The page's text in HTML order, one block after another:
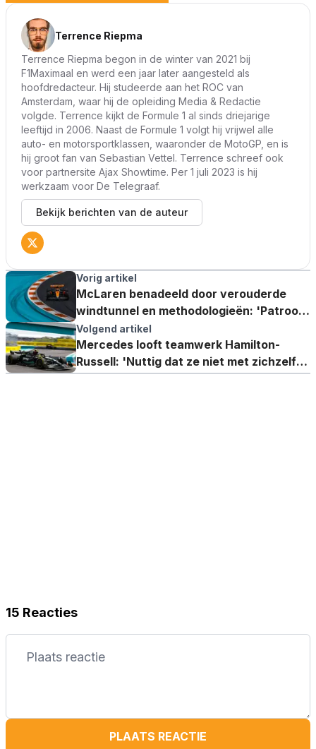
Terrence Riepma
Terrence Riepma begon in de winter van 2021 bij
F1Maximaal en werd een jaar later aangesteld als
hoofdredacteur. Hij studeerde aan het ROC van
Amsterdam, waar hij de opleiding Media & Redactie
volgde. Terrence kijkt de Formule 1 al sinds driejarige
leeftijd in 2006. Naast de Formule 1 volgt hij vrijwel alle
auto- en motorsportklassen, waaronder de MotoGP, en is
hij groot fan van Sebastian Vettel. Terrence schreef ook
voor partnersite Ajax Showtime. Per 1 juli 2023 is hij
werkzaam voor De Telegraaf.
Bekijk berichten van de auteur
Vorig artikel
McLaren benadeeld door verouderde
windtunnel en methodologieën: 'Patroon
is niet veranderd'
Volgend artikel
Mercedes looft teamwerk Hamilton-
Russell: 'Nuttig dat ze niet met zichzelf
bezig zijn'
15 Reacties
PLAATS REACTIE